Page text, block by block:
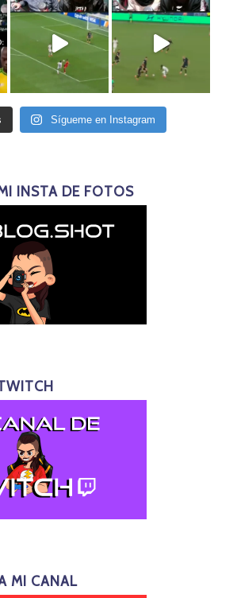
Sígueme en Instagram
INSTA DE FOTOS
MI CANAL